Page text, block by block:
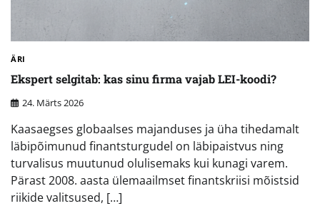
ÄRI
Ekspert selgitab: kas sinu firma vajab LEI-koodi?
24. Märts 2026
Kaasaegses globaalses majanduses ja üha tihedamalt
läbipõimunud finantsturgudel on läbipaistvus ning
turvalisus muutunud olulisemaks kui kunagi varem.
Pärast 2008. aasta ülemaailmset finantskriisi mõistsid
riikide valitsused, […]